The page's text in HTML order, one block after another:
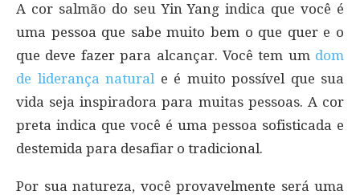
A cor salmão do seu Yin Yang indica que você é
uma pessoa que sabe muito bem o que quer e o
que deve fazer para alcançar. Você tem um dom
de liderança naturale é muito possível que sua
vida seja inspiradora para muitas pessoas. A cor
preta indica que você é uma pessoa sofisticada e
destemida para desafiar o tradicional.
Por sua natureza, você provavelmente será uma